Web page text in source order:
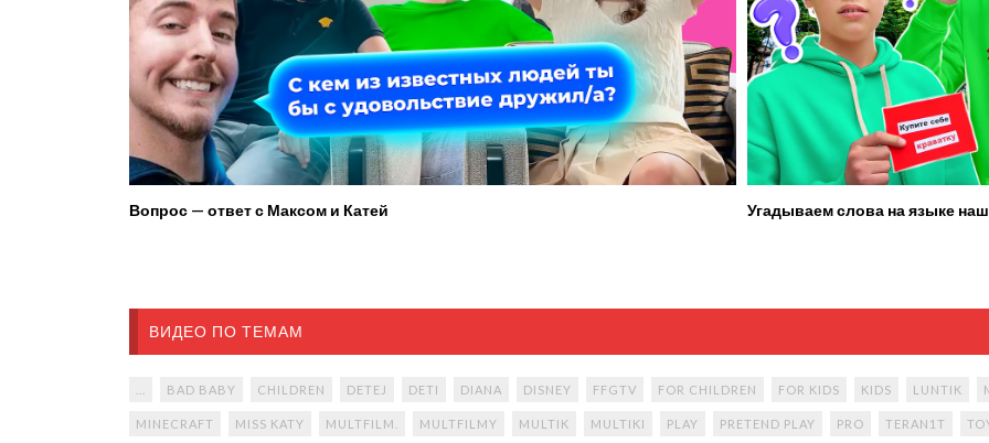
Вопрос — ответ с Максом и Катей Угадываем слова на языке
ВИДЕО ПО ТЕМАМ
BAD BABY CHILDREN DETEJ DETI DIANA DISNEY FFGTV FOR CHILDREN FOR KIDS KIDS LUNTIK
MINECRAFT MISS KATY MULTFILM. MULTFILMY MULTIK MULTIKI PLAY PRETEND PLAY PRO TERAN1T